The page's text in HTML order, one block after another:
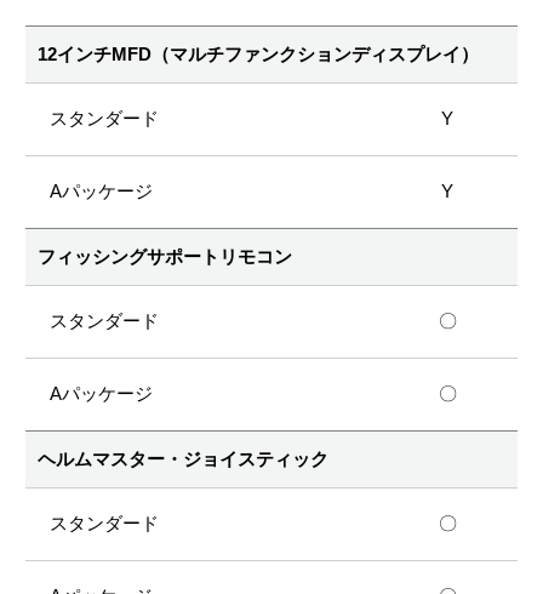
12インチMFD（マルチファンクションディスプレイ）
Y
Y
フィッシングサポートリモコン
〇
〇
ヘルムマスター・ジョイスティック
〇